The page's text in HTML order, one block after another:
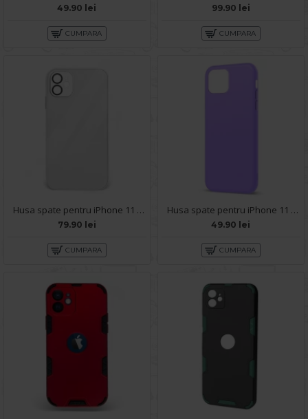
49.90 lei
CUMPARA
99.90 lei
CUMPARA
Husa spate pentru iPhone 11 - Lito Case Alb
79.90 lei
CUMPARA
Husa spate pentru iPhone 11 - Silicon Line Mov
49.90 lei
CUMPARA